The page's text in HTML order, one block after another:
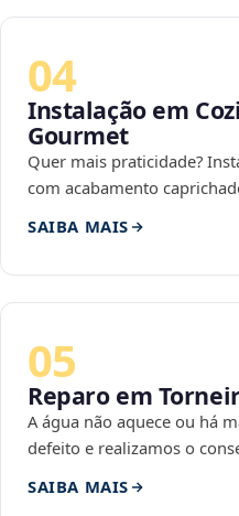
04
Instalação em
Gourmet
Quer mais praticidade?
com acabamento
SAIBA MAIS
05
Reparo em
A água não aquece ou há
defeito e realizamos o
SAIBA MAIS